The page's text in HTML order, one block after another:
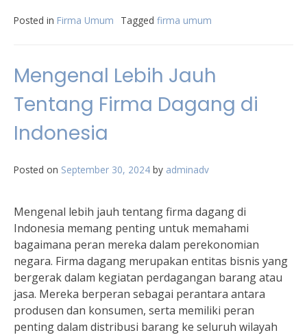
Posted in Firma Umum Tagged firma umum
Mengenal Lebih Jauh
Tentang Firma Dagang di
Indonesia
Posted on September 30, 2024 by adminadv
Mengenal lebih jauh tentang firma dagang di
Indonesia memang penting untuk memahami
bagaimana peran mereka dalam perekonomian
negara. Firma dagang merupakan entitas bisnis yang
bergerak dalam kegiatan perdagangan barang atau
jasa. Mereka berperan sebagai perantara antara
produsen dan konsumen, serta memiliki peran
penting dalam distribusi barang ke seluruh wilayah